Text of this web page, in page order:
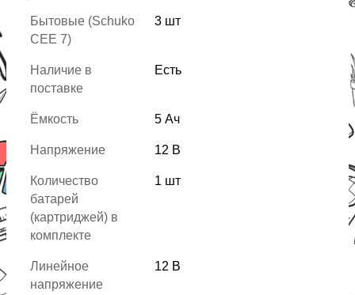
Бытовые (Schuko
CEE 7)
3 шт
Наличие в
поставке
Есть
Ёмкость 5 Ач
Напряжение 12 В
Количество
батарей
(картриджей) в
комплекте
1 шт
Линейное
напряжение
12 В